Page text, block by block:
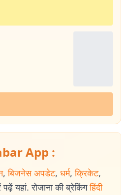
App :
, बिजनेस अपडेट, धर्म, क्रिकेट,
यहां. रोजाना की ब्रेकिंग हिंदी